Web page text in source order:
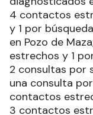
4 contactos
y 1 por
en Pozo de
estrechos y 1
2 consultas por
una consulta
contactos
3 contactos